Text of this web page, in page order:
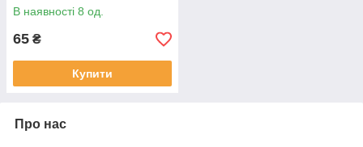
В наявності 8 од.
65 ₴
Купити
Про нас